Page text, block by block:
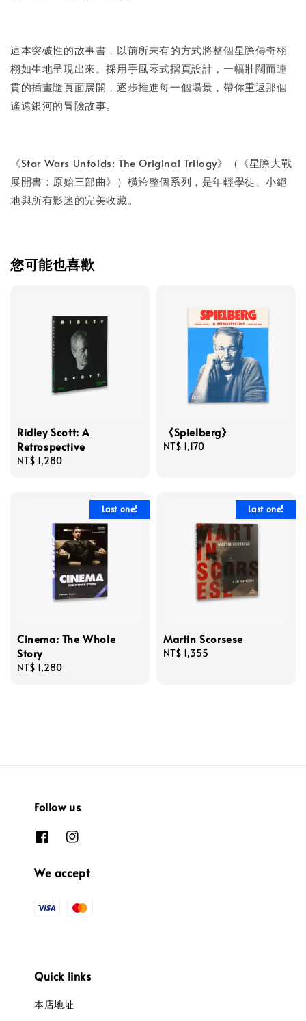
這本突破性的故事書，以前所未有的方式將整個星際傳奇栩
栩如生地呈現出來。採用手風琴式摺頁設計，一幅壯闊而連
貫的插畫隨頁面展開，逐步推進每一個場景，帶你重返那個
遙遠銀河的冒險故事。
《Star Wars Unfolds: The Original Trilogy》（《星際大戰
展開書：原始三部曲》）橫跨整個系列，是年輕學徒、小絕
地與所有影迷的完美收藏。
您可能也喜歡
Ridley Scott: A
Retrospective
Regular
NT$ 1,280
《Spielberg》
Regular
NT$ 1,170
Last one!
Cinema: The Whole
Story
Regular
NT$ 1,280
Last one!
Martin Scorsese
Regular
NT$ 1,355
Follow us
We accept
Quick links
本店地址